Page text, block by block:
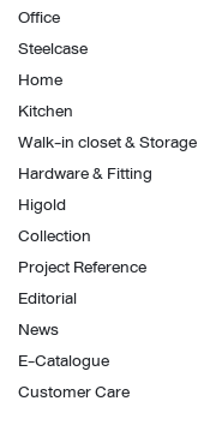
Office
Steelcase
Home
Kitchen
Walk-in closet & Storage
Hardware & Fitting
Higold
Collection
Project Reference
Editorial
News
E-Catalogue
Customer Care